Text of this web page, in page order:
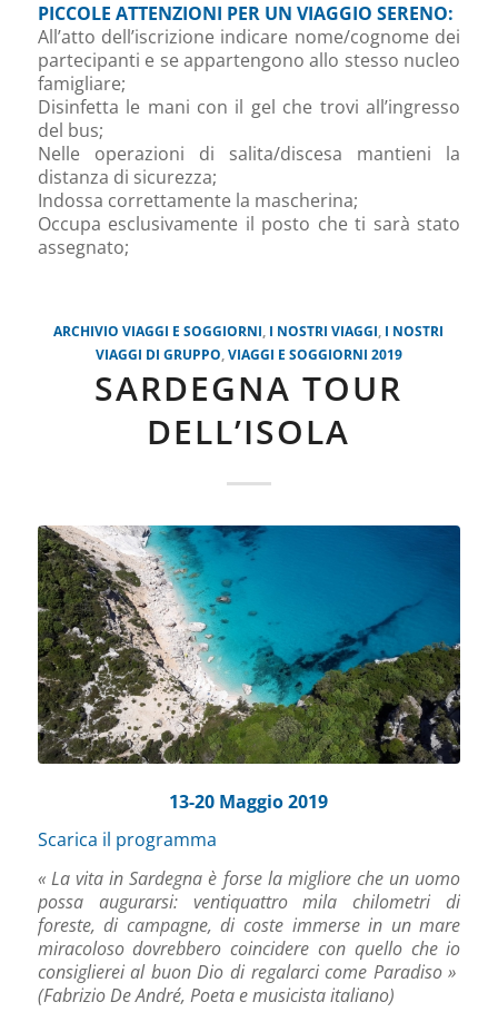
PICCOLE ATTENZIONI PER UN VIAGGIO SERENO:
All’atto dell’iscrizione indicare nome/cognome dei
partecipanti e se appartengono allo stesso nucleo
famigliare;
Disinfetta le mani con il gel che trovi all’ingresso
del bus;
Nelle operazioni di salita/discesa mantieni la
distanza di sicurezza;
Indossa correttamente la mascherina;
Occupa esclusivamente il posto che ti sarà stato
assegnato;
ARCHIVIO VIAGGI E SOGGIORNI I NOSTRI VIAGGI I NOSTRI
VIAGGI DI GRUPPO VIAGGI E SOGGIORNI 2019
SARDEGNA TOUR
DELL’ISOLA
13-20 Maggio 2019
Scarica il programma
« La vita in Sardegna è forse la migliore che un uomo
possa augurarsi: ventiquattro mila chilometri di
foreste, di campagne, di coste immerse in un mare
miracoloso dovrebbero coincidere con quello che io
consiglierei al buon Dio di regalarci come Paradiso »
(Fabrizio De André, Poeta e musicista italiano)